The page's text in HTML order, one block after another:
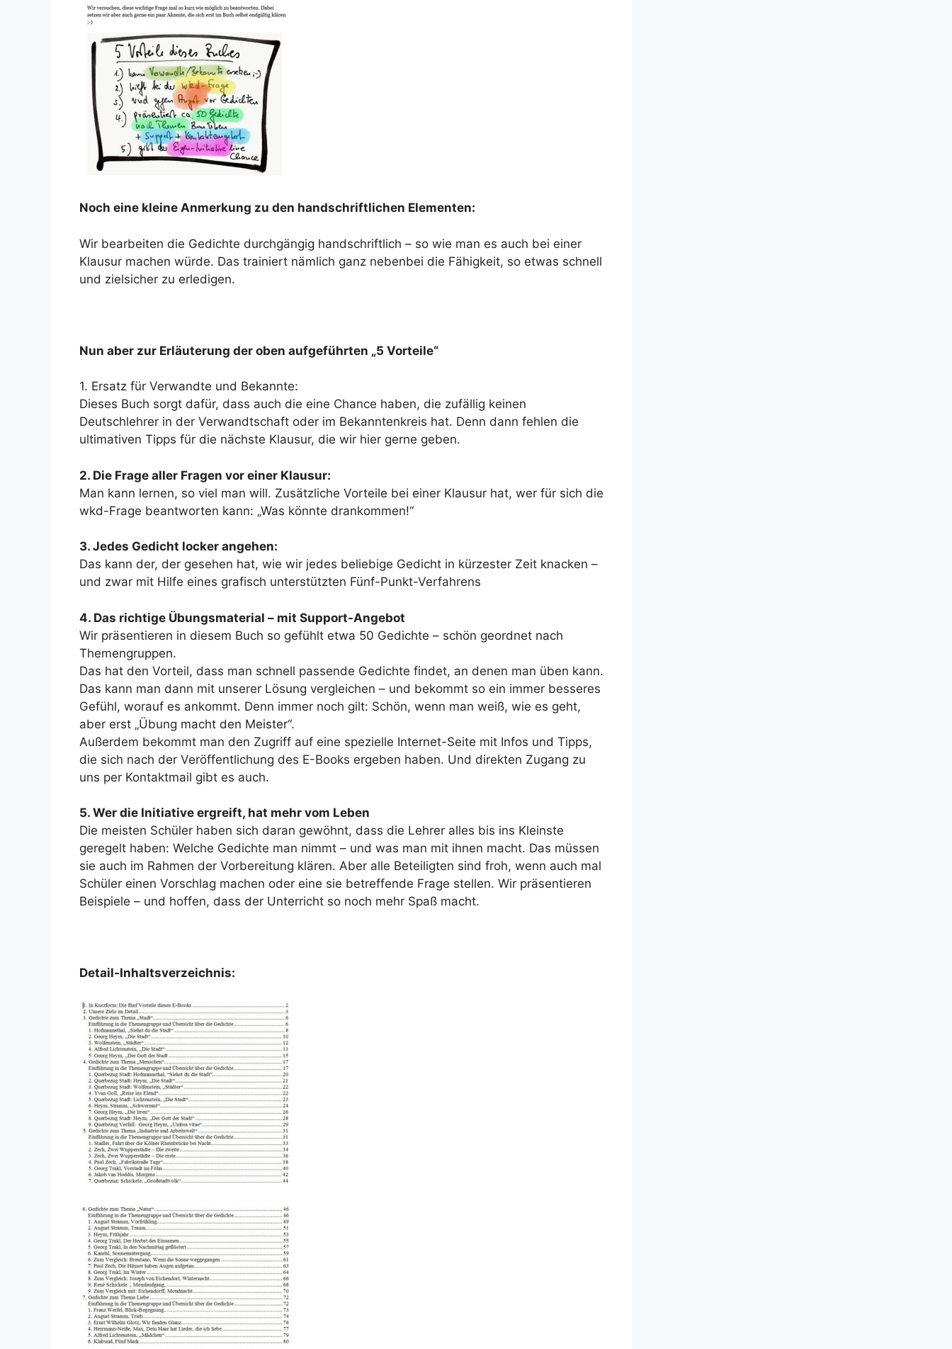
Noch eine kleine Anmerkung zu den handschriftlichen Elementen:
Wir bearbeiten die Gedichte durchgängig handschriftlich – so wie man es auch bei einer
Klausur machen würde. Das trainiert nämlich ganz nebenbei die Fähigkeit, so etwas schnell
und zielsicher zu erledigen.
Nun aber zur Erläuterung der oben aufgeführten „5 Vorteile“
1. Ersatz für Verwandte und Bekannte:
Dieses Buch sorgt dafür, dass auch die eine Chance haben, die zufällig keinen
Deutschlehrer in der Verwandtschaft oder im Bekanntenkreis hat. Denn dann fehlen die
ultimativen Tipps für die nächste Klausur, die wir hier gerne geben.
2. Die Frage aller Fragen vor einer Klausur:
Man kann lernen, so viel man will. Zusätzliche Vorteile bei einer Klausur hat, wer für sich die
wkd-Frage beantworten kann: „Was könnte drankommen!“
3. Jedes Gedicht locker angehen:
Das kann der, der gesehen hat, wie wir jedes beliebige Gedicht in kürzester Zeit knacken –
und zwar mit Hilfe eines grafisch unterstützten Fünf-Punkt-Verfahrens
4. Das richtige Übungsmaterial – mit Support-Angebot
Wir präsentieren in diesem Buch so gefühlt etwa 50 Gedichte – schön geordnet nach
Themengruppen.
Das hat den Vorteil, dass man schnell passende Gedichte findet, an denen man üben kann.
Das kann man dann mit unserer Lösung vergleichen – und bekommt so ein immer besseres
Gefühl, worauf es ankommt. Denn immer noch gilt: Schön, wenn man weiß, wie es geht,
aber erst „Übung macht den Meister“.
Außerdem bekommt man den Zugriff auf eine spezielle Internet-Seite mit Infos und Tipps,
die sich nach der Veröffentlichung des E-Books ergeben haben. Und direkten Zugang zu
uns per Kontaktmail gibt es auch.
5. Wer die Initiative ergreift, hat mehr vom Leben
Die meisten Schüler haben sich daran gewöhnt, dass die Lehrer alles bis ins Kleinste
geregelt haben: Welche Gedichte man nimmt – und was man mit ihnen macht. Das müssen
sie auch im Rahmen der Vorbereitung klären. Aber alle Beteiligten sind froh, wenn auch mal
Schüler einen Vorschlag machen oder eine sie betreffende Frage stellen. Wir präsentieren
Beispiele – und hoffen, dass der Unterricht so noch mehr Spaß macht.
Detail-Inhaltsverzeichnis: